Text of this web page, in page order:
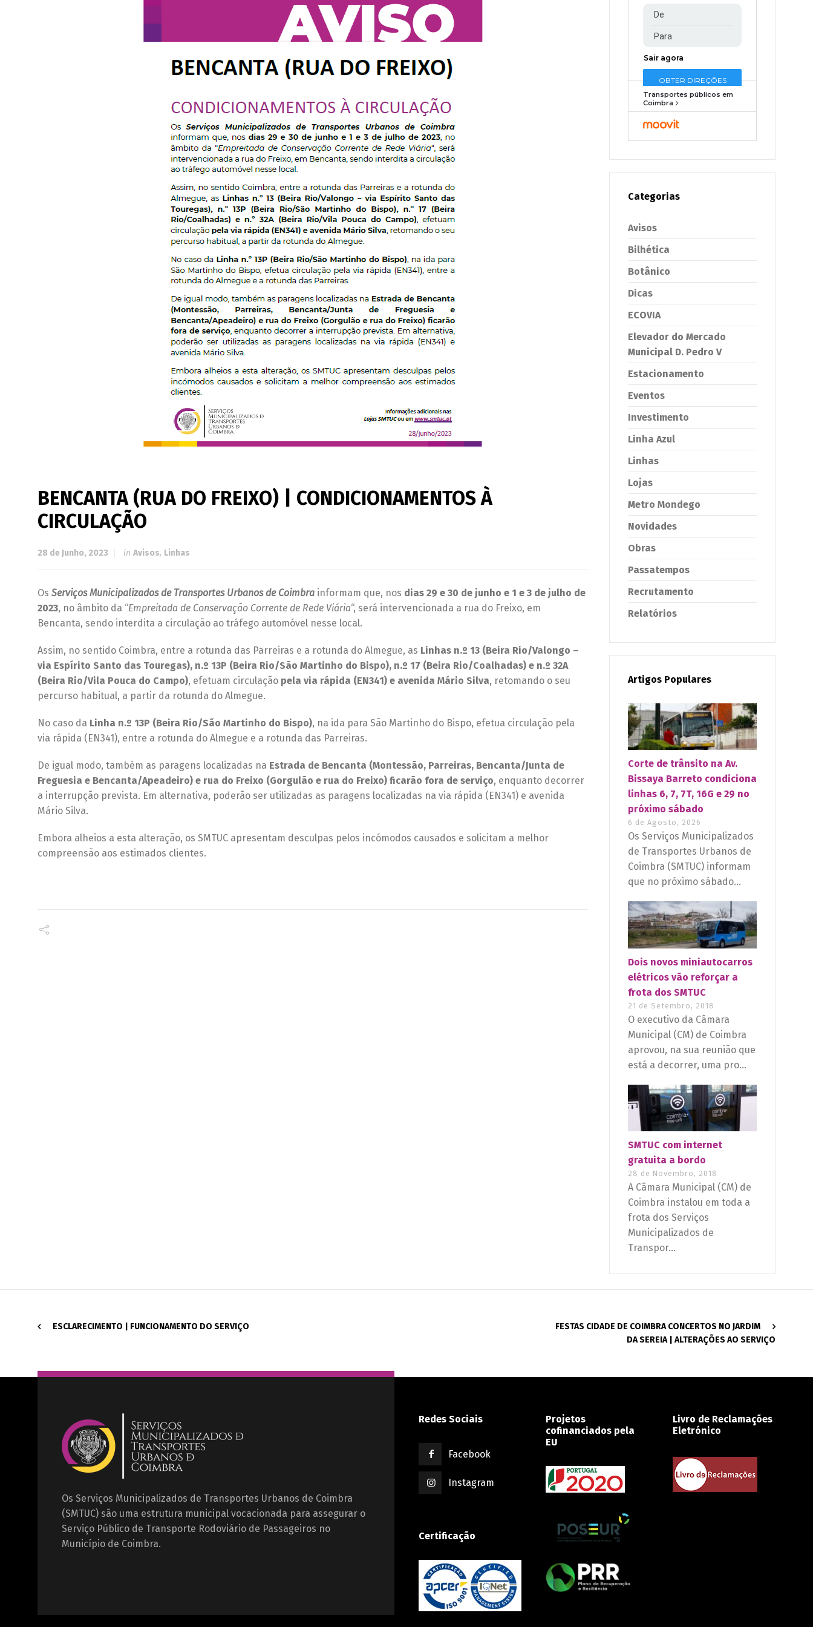
BENCANTA (RUA DO FREIXO) | CONDICIONAMENTOS À
CIRCULAÇÃO
28 de Junho, 2023 in Avisos, Linhas
Os Serviços Municipalizados de Transportes Urbanos de Coimbra informam que, nos dias 29 e 30 de junho e 1 e 3 de julho de
2023, no âmbito da “Empreitada de Conservação Corrente de Rede Viária“, será intervencionada a rua do Freixo, em
Bencanta, sendo interdita a circulação ao tráfego automóvel nesse local.
Assim, no sentido Coimbra, entre a rotunda das Parreiras e a rotunda do Almegue, as Linhas n.º 13 (Beira Rio/Valongo –
via Espírito Santo das Touregas), n.º 13P (Beira Rio/São Martinho do Bispo), n.º 17 (Beira Rio/Coalhadas) e n.º 32A
(Beira Rio/Vila Pouca do Campo), efetuam circulação pela via rápida (EN341) e avenida Mário Silva, retomando o seu
percurso habitual, a partir da rotunda do Almegue.
No caso da Linha n.º 13P (Beira Rio/São Martinho do Bispo), na ida para São Martinho do Bispo, efetua circulação pela
via rápida (EN341), entre a rotunda do Almegue e a rotunda das Parreiras.
De igual modo, também as paragens localizadas na Estrada de Bencanta (Montessão, Parreiras, Bencanta/Junta de
Freguesia e Bencanta/Apeadeiro) e rua do Freixo (Gorgulão e rua do Freixo) ficarão fora de serviço, enquanto decorrer
a interrupção prevista. Em alternativa, poderão ser utilizadas as paragens localizadas na via rápida (EN341) e avenida
Mário Silva.
Embora alheios a esta alteração, os SMTUC apresentam desculpas pelos incómodos causados e solicitam a melhor
compreensão aos estimados clientes.
Transportes públicos em
Coimbra
Categorias
Avisos
Bilhética
Botânico
Dicas
ECOVIA
Elevador do Mercado
Municipal D. Pedro V
Estacionamento
Eventos
Investimento
Linha Azul
Linhas
Lojas
Metro Mondego
Novidades
Obras
Passatempos
Recrutamento
Relatórios
Artigos Populares
Corte de trânsito na Av.
Bissaya Barreto condiciona
linhas 6, 7, 7T, 16G e 29 no
próximo sábado
6 de Agosto, 2026
Os Serviços Municipalizados
de Transportes Urbanos de
Coimbra (SMTUC) informam
que no próximo sábado...
Dois novos miniautocarros
elétricos vão reforçar a
frota dos SMTUC
21 de Setembro, 2018
O executivo da Câmara
Municipal (CM) de Coimbra
aprovou, na sua reunião que
está a decorrer, uma pro...
SMTUC com internet
gratuita a bordo
28 de Novembro, 2018
A Câmara Municipal (CM) de
Coimbra instalou em toda a
frota dos Serviços
Municipalizados de
Transpor...
ESCLARECIMENTO | FUNCIONAMENTO DO SERVIÇO
FESTAS CIDADE DE COIMBRA CONCERTOS NO JARDIM
DA SEREIA | ALTERAÇÕES AO SERVIÇO
Os Serviços Municipalizados de Transportes Urbanos de Coimbra
(SMTUC) são uma estrutura municipal vocacionada para assegurar o
Serviço Público de Transporte Rodoviário de Passageiros no
Município de Coimbra.
Redes Sociais
Facebook
Instagram
Certificação
Projetos
cofinanciados pela
EU
Livro de Reclamações
Eletrónico